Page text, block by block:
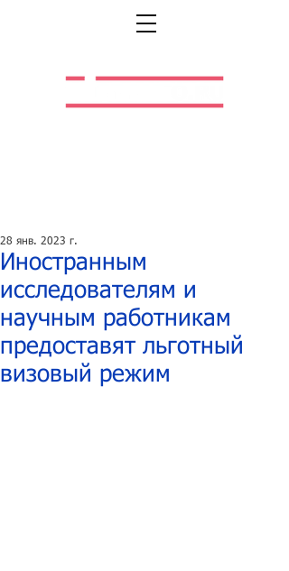
Иностранным
исследователям и
научным работникам
предоставят льготный
визовый режим
28 янв. 2023 г.